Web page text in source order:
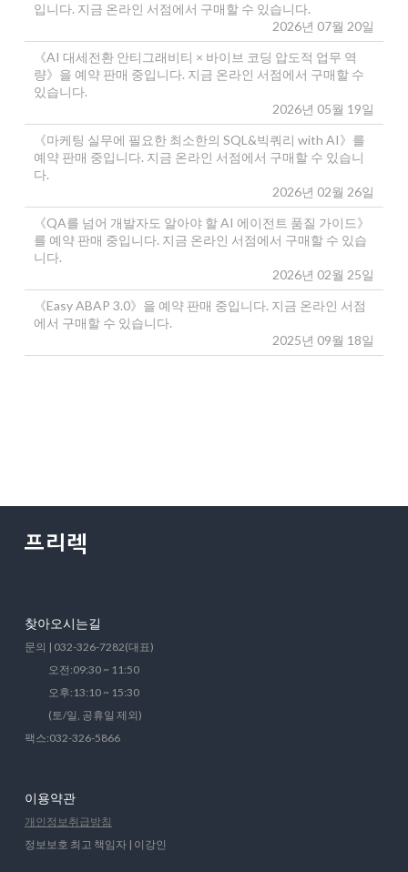
입니다. 지금 온라인 서점에서 구매할 수 있습니다.
2026년 07월 20일
《AI 대세전환 안티그래비티 × 바이브 코딩 압도적 업무 역
량》을 예약 판매 중입니다. 지금 온라인 서점에서 구매할 수
있습니다.
2026년 05월 19일
《마케팅 실무에 필요한 최소한의 SQL&빅쿼리 with AI》를
예약 판매 중입니다. 지금 온라인 서점에서 구매할 수 있습니
다.
2026년 02월 26일
《QA를 넘어 개발자도 알아야 할 AI 에이전트 품질 가이드》
를 예약 판매 중입니다. 지금 온라인 서점에서 구매할 수 있습
니다.
2026년 02월 25일
《Easy ABAP 3.0》을 예약 판매 중입니다. 지금 온라인 서점
에서 구매할 수 있습니다.
2025년 09월 18일
찾아오시는길
문의 | 032-326-7282(대표)
오전:09:30 ~ 11:50
오후:13:10 ~ 15:30
(토/일, 공휴일 제외)
팩스:032-326-5866
이용약관
개인정보취급방침
정보보호 최고 책임자 | 이강인